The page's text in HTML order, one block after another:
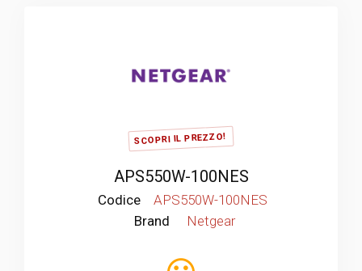
SCOPRI IL PREZZO!
APS550W-100NES
Codice
APS550W-100NES
Brand
Netgear